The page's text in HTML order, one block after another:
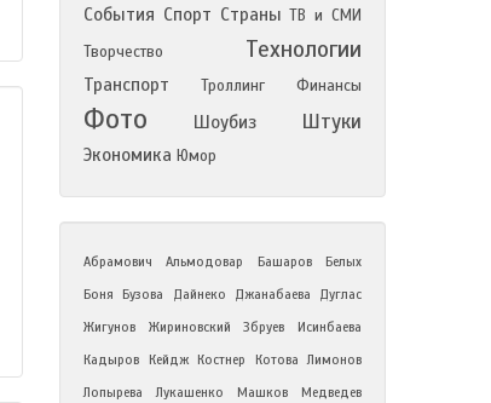
События Спорт Страны ТВ и СМИ
Творчество
Технологии
Транспорт Троллинг Финансы
Фото Шоубиз Штуки
Экономика Юмор
Абрамович Альмодовар Башаров
Белых
Боня
Бузова Дайнеко Джанабаева
Дуглас
Жигунов
Жириновский Збруев
Исинбаева
Кадыров
Кейдж Костнер Котова Лимонов
Лопырева
Лукашенко Машков
Медведев